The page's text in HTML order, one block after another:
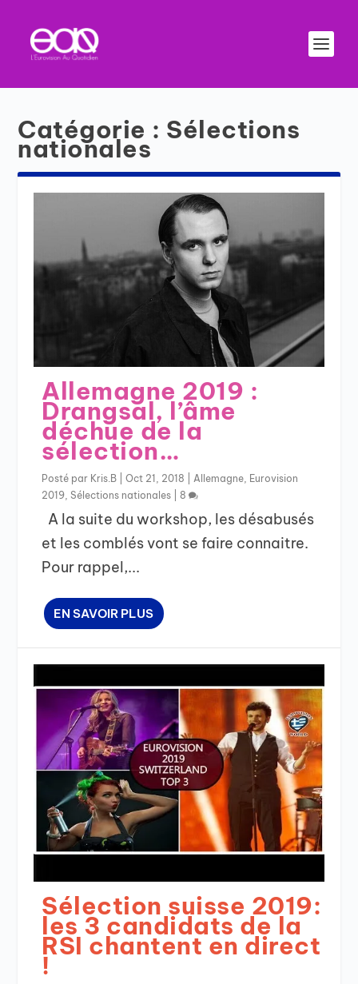
Catégorie : Sélections
nationales
Allemagne 2019 :
Drangsal, l’âme
déchue de la
sélection…
Posté par Kris.B |Oct 21, 2018 Allemagne Eurovision
2019 ,Sélections nationales |8
A la suite du workshop, les désabusés
et les comblés vont se faire connaitre.
Pour rappel,...
EN SAVOIR PLUS
Sélection suisse 2019:
les 3 candidats de la
RSI chantent en direct
!